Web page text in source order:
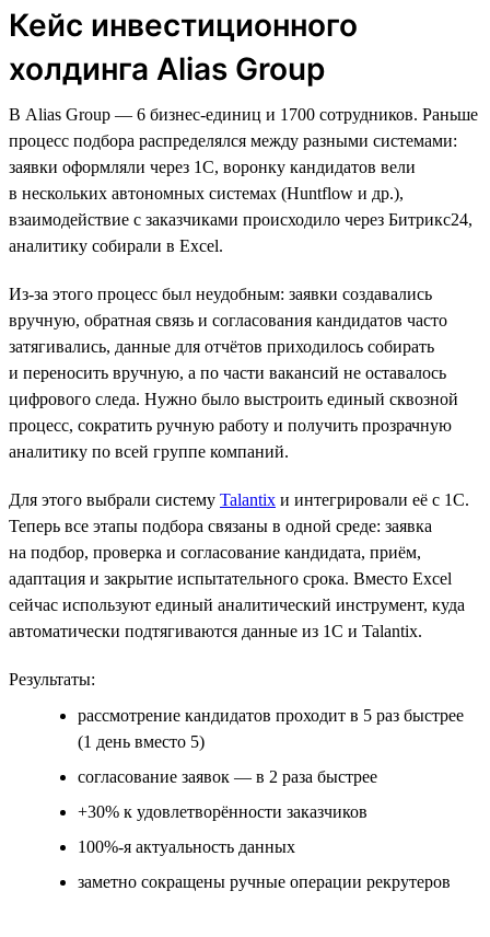
Кейс инвестиционного
холдинга Alias Group
В Alias Group — 6 бизнес-единиц и 1700 сотрудников. Раньше
процесс подбора распределялся между разными системами:
заявки оформляли через 1С, воронку кандидатов вели
в нескольких автономных системах (Huntflow и др.),
взаимодействие с заказчиками происходило через Битрикс24,
аналитику собирали в Excel.
Из-за этого процесс был неудобным: заявки создавались
вручную, обратная связь и согласования кандидатов часто
затягивались, данные для отчётов приходилось собирать
и переносить вручную, а по части вакансий не оставалось
цифрового следа. Нужно было выстроить единый сквозной
процесс, сократить ручную работу и получить прозрачную
аналитику по всей группе компаний.
Для этого выбрали систему Talantix и интегрировали её с 1С.
Теперь все этапы подбора связаны в одной среде: заявка
на подбор, проверка и согласование кандидата, приём,
адаптация и закрытие испытательного срока. Вместо Excel
сейчас используют единый аналитический инструмент, куда
автоматически подтягиваются данные из 1С и Talantix.
Результаты:
рассмотрение кандидатов проходит в 5 раз быстрее
(1 день вместо 5)
согласование заявок — в 2 раза быстрее
+30% к удовлетворённости заказчиков
100%-я актуальность данных
заметно сокращены ручные операции рекрутеров